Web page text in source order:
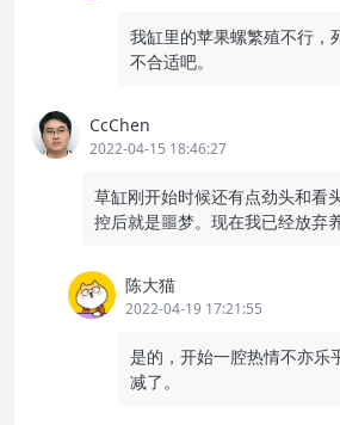
我缸里的苹果螺繁殖不行，
不合适吧。
CcChen
2022-04-15 18:46:27
草缸刚开始时候还有点劲头和看
控后就是噩梦。现在我已经放弃养
陈大猫
2022-04-19 17:21:55
是的，开始一腔热情不亦乐
减了。